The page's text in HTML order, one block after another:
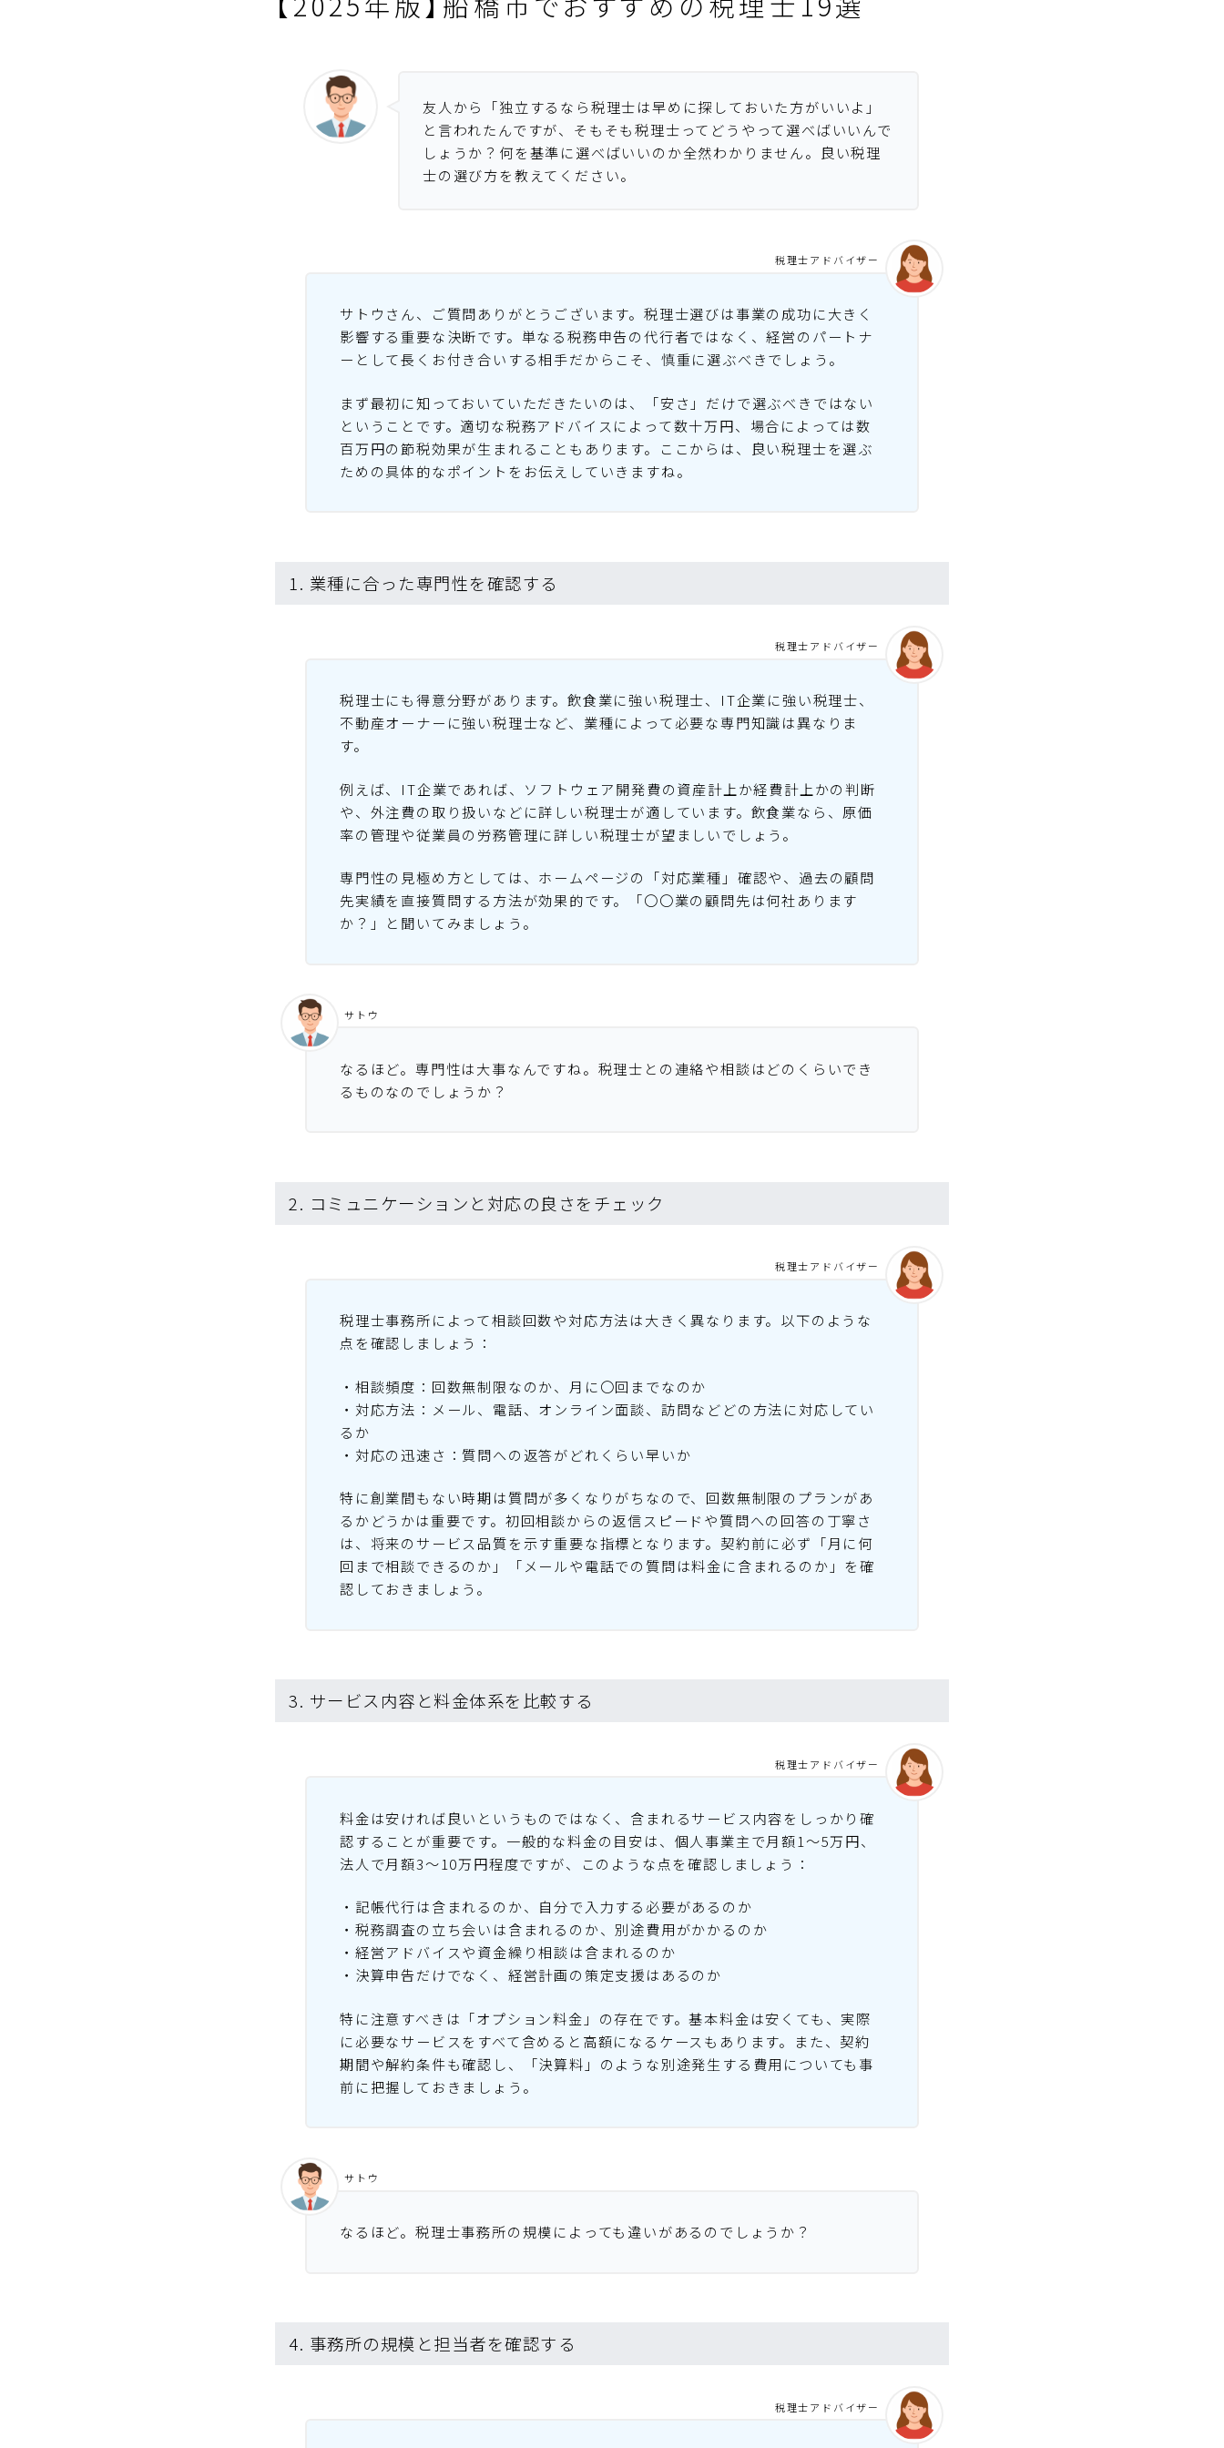
友人から「独立するなら税理士は早めに探しておいた方がいいよ」
と言われたんですが、そもそも税理士ってどうやって選べばいいんで
しょうか？何を基準に選べばいいのか全然わかりません。良い税理
士の選び方を教えてください。
サトウさん、ご質問ありがとうございます。税理士選びは事業の成功に大きく
影響する重要な決断です。単なる税務申告の代行者ではなく、経営のパートナ
ーとして長くお付き合いする相手だからこそ、慎重に選ぶべきでしょう。
まず最初に知っておいていただきたいのは、「安さ」だけで選ぶべきではない
ということです。適切な税務アドバイスによって数十万円、場合によっては数
百万円の節税効果が生まれることもあります。ここからは、良い税理士を選ぶ
ための具体的なポイントをお伝えしていきますね。
税理士アドバイザー
1. 業種に合った専門性を確認する
税理士にも得意分野があります。飲食業に強い税理士、IT企業に強い税理士、
不動産オーナーに強い税理士など、業種によって必要な専門知識は異なりま
す。
例えば、IT企業であれば、ソフトウェア開発費の資産計上か経費計上かの判断
や、外注費の取り扱いなどに詳しい税理士が適しています。飲食業なら、原価
率の管理や従業員の労務管理に詳しい税理士が望ましいでしょう。
専門性の見極め方としては、ホームページの「対応業種」確認や、過去の顧問
先実績を直接質問する方法が効果的です。「〇〇業の顧問先は何社あります
か？」と聞いてみましょう。
税理士アドバイザー
なるほど。専門性は大事なんですね。税理士との連絡や相談はどのくらいでき
るものなのでしょうか？
サトウ
2. コミュニケーションと対応の良さをチェック
税理士事務所によって相談回数や対応方法は大きく異なります。以下のような
点を確認しましょう：
・相談頻度：回数無制限なのか、月に〇回までなのか
・対応方法：メール、電話、オンライン面談、訪問などどの方法に対応してい
るか
・対応の迅速さ：質問への返答がどれくらい早いか
特に創業間もない時期は質問が多くなりがちなので、回数無制限のプランがあ
るかどうかは重要です。初回相談からの返信スピードや質問への回答の丁寧さ
は、将来のサービス品質を示す重要な指標となります。契約前に必ず「月に何
回まで相談できるのか」「メールや電話での質問は料金に含まれるのか」を確
認しておきましょう。
税理士アドバイザー
3. サービス内容と料金体系を比較する
料金は安ければ良いというものではなく、含まれるサービス内容をしっかり確
認することが重要です。一般的な料金の目安は、個人事業主で月額1〜5万円、
法人で月額3〜10万円程度ですが、このような点を確認しましょう：
・記帳代行は含まれるのか、自分で入力する必要があるのか
・税務調査の立ち会いは含まれるのか、別途費用がかかるのか
・経営アドバイスや資金繰り相談は含まれるのか
・決算申告だけでなく、経営計画の策定支援はあるのか
特に注意すべきは「オプション料金」の存在です。基本料金は安くても、実際
に必要なサービスをすべて含めると高額になるケースもあります。また、契約
期間や解約条件も確認し、「決算料」のような別途発生する費用についても事
前に把握しておきましょう。
税理士アドバイザー
なるほど。税理士事務所の規模によっても違いがあるのでしょうか？
サトウ
4. 事務所の規模と担当者を確認する
税理士アドバイザー